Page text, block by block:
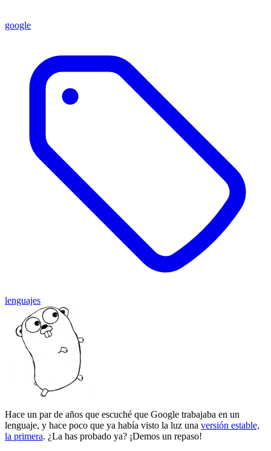
google
lenguajes
Hace un par de años que escuché que Google trabajaba en un
lenguaje, y hace poco que ya había visto la luz una versión estable,
la primera. ¿La has probado ya? ¡Demos un repaso!